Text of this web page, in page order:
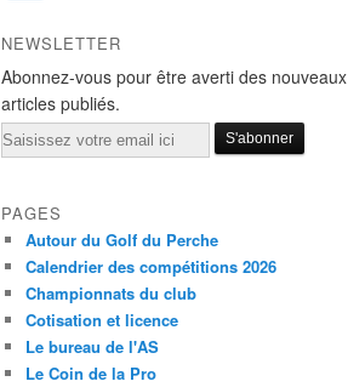
NEWSLETTER
Abonnez-vous pour être averti des nouveaux
articles publiés.
Email
PAGES
Autour du Golf du Perche
Calendrier des compétitions 2026
Championnats du club
Cotisation et licence
Le bureau de l'AS
Le Coin de la Pro